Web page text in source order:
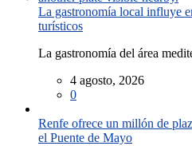
La gastronomía local influye
turísticos
La gastronomía del área
4 agosto, 2026
0
Renfe ofrece un millón de
el Puente de Mayo